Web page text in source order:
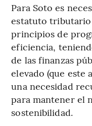
Para Soto es
estatuto tributario
principios de
eficiencia,
de las finanzas
elevado (que este
una necesidad
para mantener el
sostenibilidad.